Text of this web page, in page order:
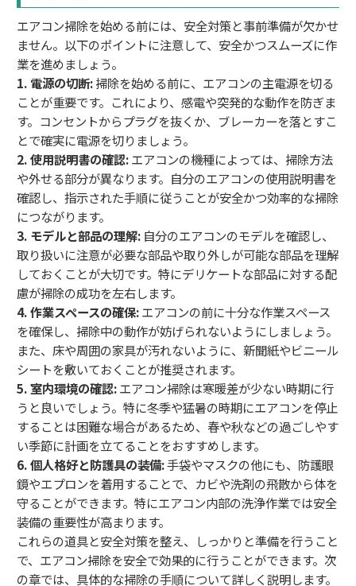
エアコン掃除を始める前には、安全対策と事前準備が欠かせ
ません。以下のポイントに注意して、安全かつスムーズに作
業を進めましょう。
1. 電源の切断:掃除を始める前に、エアコンの主電源を切る
ことが重要です。これにより、感電や突発的な動作を防ぎま
す。コンセントからプラグを抜くか、ブレーカーを落とすこ
とで確実に電源を切りましょう。
2. 使用説明書の確認:エアコンの機種によっては、掃除方法
や外せる部分が異なります。自分のエアコンの使用説明書を
確認し、指示された手順に従うことが安全かつ効率的な掃除
につながります。
3. モデルと部品の理解: 自分のエアコンのモデルを確認し、
取り扱いに注意が必要な部品や取り外しが可能な部品を理解
しておくことが大切です。特にデリケートな部品に対する配
慮が掃除の成功を左右します。
4. 作業スペースの確保:エアコンの前に十分な作業スペース
を確保し、掃除中の動作が妨げられないようにしましょう。
また、床や周囲の家具が汚れないように、新聞紙やビニール
シートを敷いておくことが推奨されます。
5. 室内環境の確認:エアコン掃除は寒暖差が少ない時期に行
うと良いでしょう。特に冬季や猛暑の時期にエアコンを停止
することは困難な場合があるため、春や秋などの過ごしやす
い季節に計画を立てることをおすすめします。
6. 個人格好と防護具の装備:手袋やマスクの他にも、防護眼
鏡やエプロンを着用することで、カビや洗剤の飛散から体を
守ることができます。特にエアコン内部の洗浄作業では安全
装備の重要性が高まります。
これらの道具と安全対策を整え、しっかりと準備を行うこと
で、エアコン掃除を安全で効果的に行うことができます。次
の章では、具体的な掃除の手順について詳しく説明します。